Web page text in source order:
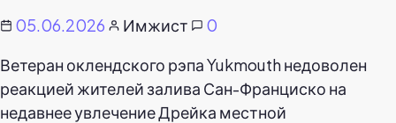
05.06.2026 Имжист
0
Ветеран оклендского рэпа Yukmouth недоволен
реакцией жителей залива Сан-Франциско на
недавнее увлечение Дрейка местной